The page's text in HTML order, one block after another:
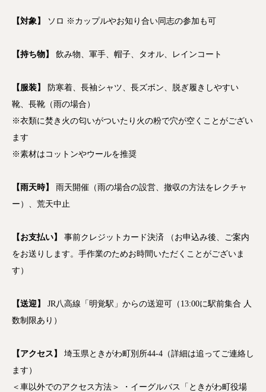
【対象】 ソロ ※カップルやお知り合い同志の参加も可
【持ち物】 飲み物、軍手、帽子、タオル、レインコート
【服装】
防寒着、長袖シャツ、長ズボン、脱ぎ履きしやすい
靴、長靴（雨の場合）
※衣類に焚き火の匂いがついたり火の粉で穴が空くことがござい
ます
※素材はコットンやウールを推奨
【雨天時】 雨天開催（雨の場合の設営、撤収の方法をレクチャ
ー）、荒天中止
【お支払い】
事前クレジットカード決済 （お申込み後、ご案内
をお送りします。手作業のためお時間いただくことがございま
す）
【送迎】 JR八高線「明覚駅」からの送迎可（13:00に駅前集合 人
数制限あり）
【アクセス】
埼玉県ときがわ町別所44-4（詳細は追ってご連絡し
ます）
＜車以外でのアクセス方法＞ ・イーグルバス「ときがわ町役場